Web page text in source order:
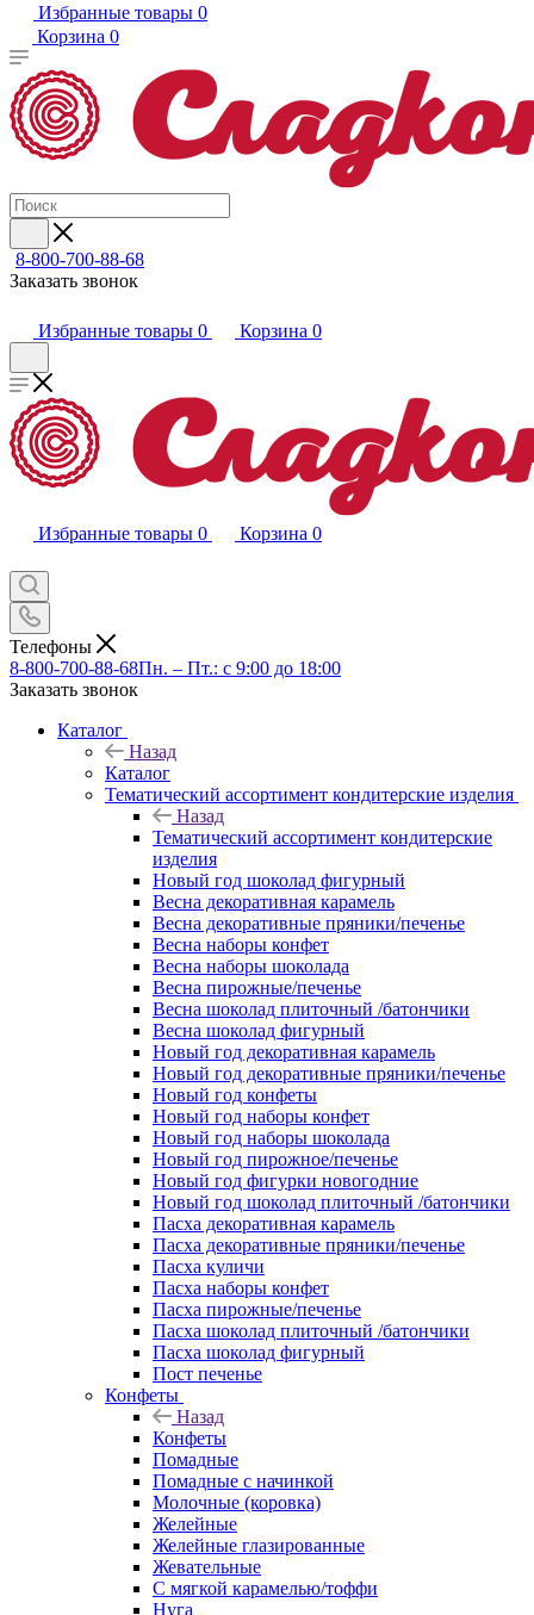
Избранные товары 0
Корзина 0
8-800-700-88-68
Заказать звонок
Избранные товары 0 Корзина 0
Избранные товары 0 Корзина 0
Телефоны
8-800-700-88-68Пн. – Пт.: с 9:00 до 18:00
Заказать звонок
Каталог
Назад
Каталог
Тематический ассортимент кондитерские изделия
Назад
Тематический ассортимент кондитерские
изделия
Новый год шоколад фигурный
Весна декоративная карамель
Весна декоративные пряники/печенье
Весна наборы конфет
Весна наборы шоколада
Весна пирожные/печенье
Весна шоколад плиточный /батончики
Весна шоколад фигурный
Новый год декоративная карамель
Новый год декоративные пряники/печенье
Новый год конфеты
Новый год наборы конфет
Новый год наборы шоколада
Новый год пирожное/печенье
Новый год фигурки новогодние
Новый год шоколад плиточный /батончики
Пасха декоративная карамель
Пасха декоративные пряники/печенье
Пасха куличи
Пасха наборы конфет
Пасха пирожные/печенье
Пасха шоколад плиточный /батончики
Пасха шоколад фигурный
Пост печенье
Конфеты
Назад
Конфеты
Помадные
Помадные с начинкой
Молочные (коровка)
Желейные
Желейные глазированные
Жевательные
С мягкой карамелью/тоффи
Нуга